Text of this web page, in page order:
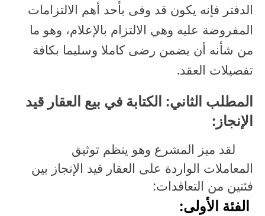
الدفتر فإنه يكون قد وفى بأحد أهم الالتزامات
المفروضة عليه وهي الالتزام بالإعلام، وهو ما
من شأنه أن يضمن رضى كاملا وسليما بكافة
تفصيلات العقد.
المطلب الثاني: الكتابة في بيع العقار قيد
الإنجاز:
لقد ميز المشرع وهو ينظم توثيق
المعاملات الواردة على العقار قيد الإنجاز بين
فئتين من التعاقدات:
الفئة الأولى: